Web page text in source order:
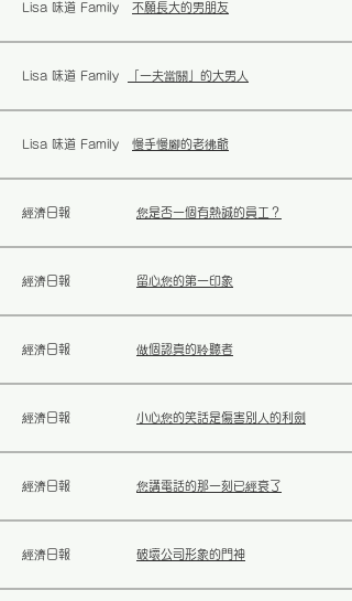
Lisa 味道 Family 不願長大的男朋友
Lisa 味道 Family 「一夫當關」的大男人
Lisa 味道 Family 慢手慢腳的老彿爺
經濟日報 您是否一個有熱誠的員工？
經濟日報 留心您的第一印象
經濟日報 做個認真的聆聽者
經濟日報 小心您的笑話是傷害別人的利劍
經濟日報 您講電話的那一刻已經衰了
經濟日報 破壞公司形象的門神